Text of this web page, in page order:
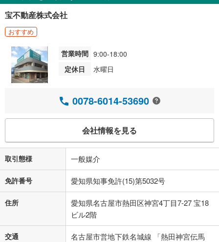
宝不動産株式会社
おすすめ
営業時間 9:00-18:00
定休日
水曜日
0078-6014-53690
会社情報を見る
取引態様 一般媒介
免許番号 愛知県知事免許(15)第5032号
住所
愛知県名古屋市熱田区神宮4丁目7-27 宝18
ビル2階
交通
名古屋市営地下鉄名城線 「熱田神宮伝馬